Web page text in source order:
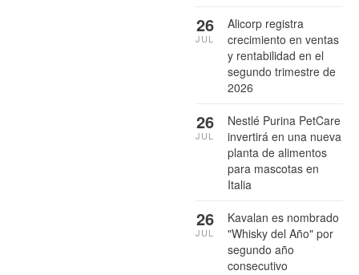
Alicorp registra
crecimiento en ventas
y rentabilidad en el
segundo trimestre de
2026
26
JUL
Nestlé Purina PetCare
invertirá en una nueva
planta de alimentos
para mascotas en
Italia
26
JUL
Kavalan es nombrado
"Whisky del Año" por
segundo año
consecutivo
26
JUL